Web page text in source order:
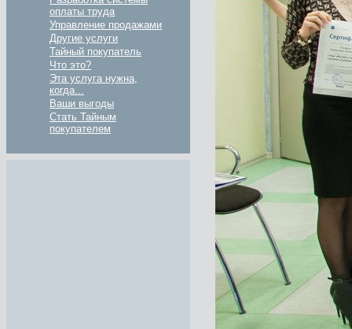
оплаты труда
Управление продажами
Другие услуги
Тайный покупатель
Что это?
Эта услуга нужна,
когда...
Ваши выгоды
Стать Тайным
покупателем